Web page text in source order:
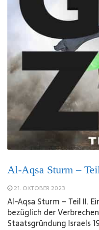
Al-Aqsa Sturm –
21. OKTOBER 2023
Al-Aqsa Sturm – Teil II.
bezüglich der
Staatsgründung Israels